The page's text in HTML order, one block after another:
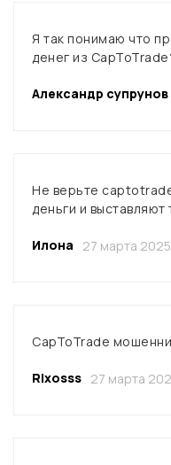
Я так понимаю что
денег из
Александр супрунов
Не верьте
деньги и выставляют
Илона 27 марта 2025
CapToTrade
Rixosss 27 марта